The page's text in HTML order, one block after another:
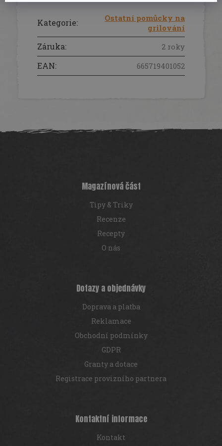
Kategorie:
Ostatní pomůcky na
grilování
Záruka: 2 roky
EAN: 665719401052
á
Magazínová část
Tipy & Triky
Recenze
Recepty
O nás
Dotazy a objednávky
Doprava a platba
Reklamace
Obchodní podmínky
GDPR
Granty a dotace
Registrace provizního partnera
Kontaktní informace
Kontakt